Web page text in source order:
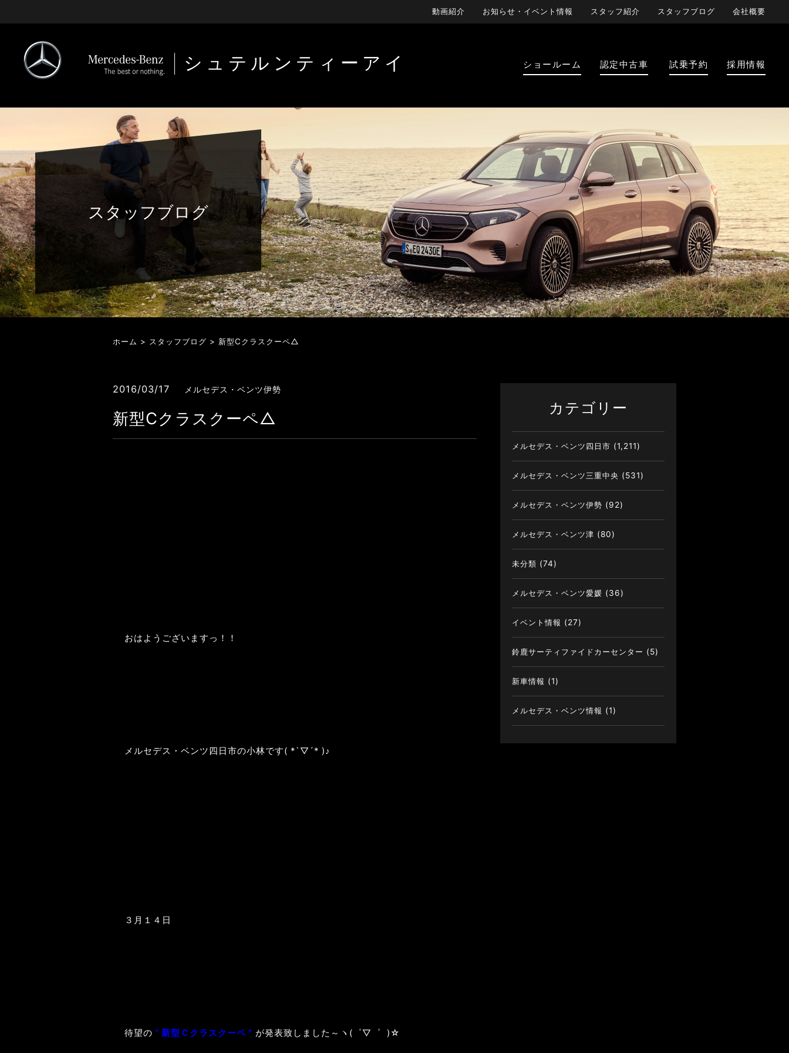
動画紹介 お知らせ・イベント情報 スタッフ紹介 スタッフブログ 会社概要
シュテルンティーアイ ショールーム 認定中古車 試乗予約 採用情報
スタッフブログ
ホーム > スタッフブログ > 新型Cクラスクーペ△
2016/03/17 メルセデス・ベンツ伊勢
新型Cクラスクーペ△
おはようございますっ！！
メルセデス・ベンツ四日市の小林です( *`▽´* )♪
３月１４日
待望の “ 新型Ｃクラスクーペ “ が発表致しました～ヽ(゜▽゜ )☆
カテゴリー
メルセデス・ベンツ四日市 (1,211)
メルセデス・ベンツ三重中央 (531)
メルセデス・ベンツ伊勢 (92)
メルセデス・ベンツ津 (80)
未分類 (74)
メルセデス・ベンツ愛媛 (36)
イベント情報 (27)
鈴鹿サーティファイドカーセンター (5)
新車情報 (1)
メルセデス・ベンツ情報 (1)